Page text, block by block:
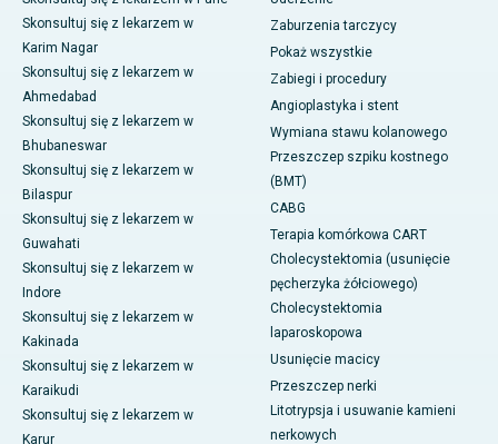
Skonsultuj się z lekarzem w
Karim Nagar
Skonsultuj się z lekarzem w
Ahmedabad
Skonsultuj się z lekarzem w
Bhubaneswar
Skonsultuj się z lekarzem w
Bilaspur
Skonsultuj się z lekarzem w
Guwahati
Skonsultuj się z lekarzem w
Indore
Skonsultuj się z lekarzem w
Kakinada
Skonsultuj się z lekarzem w
Karaikudi
Skonsultuj się z lekarzem w
Karur
Zaburzenia tarczycy
Pokaż wszystkie
Zabiegi i procedury
Angioplastyka i stent
Wymiana stawu kolanowego
Przeszczep szpiku kostnego
(BMT)
CABG
Terapia komórkowa CART
Cholecystektomia (usunięcie
pęcherzyka żółciowego)
Cholecystektomia
laparoskopowa
Usunięcie macicy
Przeszczep nerki
Litotrypsja i usuwanie kamieni
nerkowych